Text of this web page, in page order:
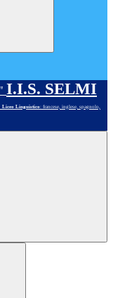
I.I.S. SELMI
Liceo Linguistico: francese, inglese, spagnolo,